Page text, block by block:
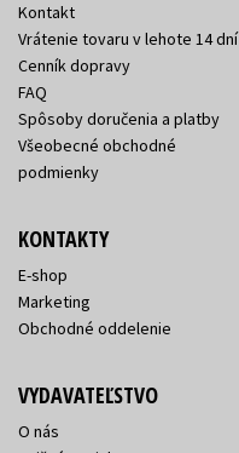
Kontakt
Vrátenie tovaru v lehote 14 dní
Cenník dopravy
FAQ
Spôsoby doručenia a platby
Všeobecné obchodné
podmienky
KONTAKTY
E-shop
Marketing
Obchodné oddelenie
VYDAVATEĽSTVO
O nás